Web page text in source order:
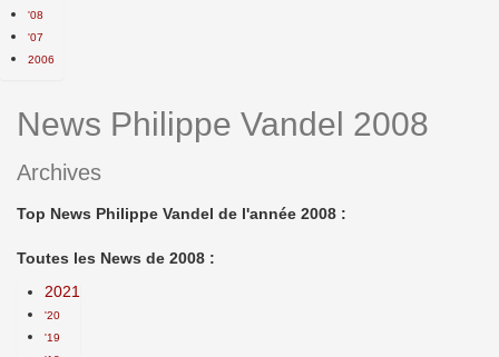
'08
'07
2006
News Philippe Vandel 2008
Archives
Top News Philippe Vandel de l'année 2008 :
Toutes les News de 2008 :
2021
'20
'19